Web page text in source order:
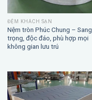
ĐỆM KHÁCH SẠN
Nệm tròn Phúc Chung – Sang
trọng, độc đáo, phù hợp mọi
không gian lưu trú